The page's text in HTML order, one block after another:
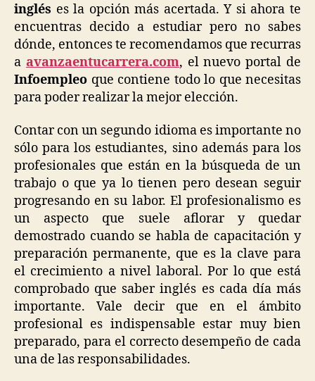
inglés es la opción más acertada. Y si ahora te
encuentras decido a estudiar pero no sabes
dónde, entonces te recomendamos que recurras
a avanzaentucarrera.com, el nuevo portal de
Infoempleo que contiene todo lo que necesitas
para poder realizar la mejor elección.
Contar con un segundo idioma es importante no
sólo para los estudiantes, sino además para los
profesionales que están en la búsqueda de un
trabajo o que ya lo tienen pero desean seguir
progresando en su labor. El profesionalismo es
un aspecto que suele aflorar y quedar
demostrado cuando se habla de capacitación y
preparación permanente, que es la clave para
el crecimiento a nivel laboral. Por lo que está
comprobado que saber inglés es cada día más
importante. Vale decir que en el ámbito
profesional es indispensable estar muy bien
preparado, para el correcto desempeño de cada
una de las responsabilidades.